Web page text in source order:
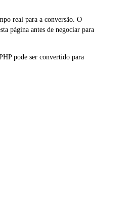
real para a conversão. O
página antes de negociar para
pode ser convertido para